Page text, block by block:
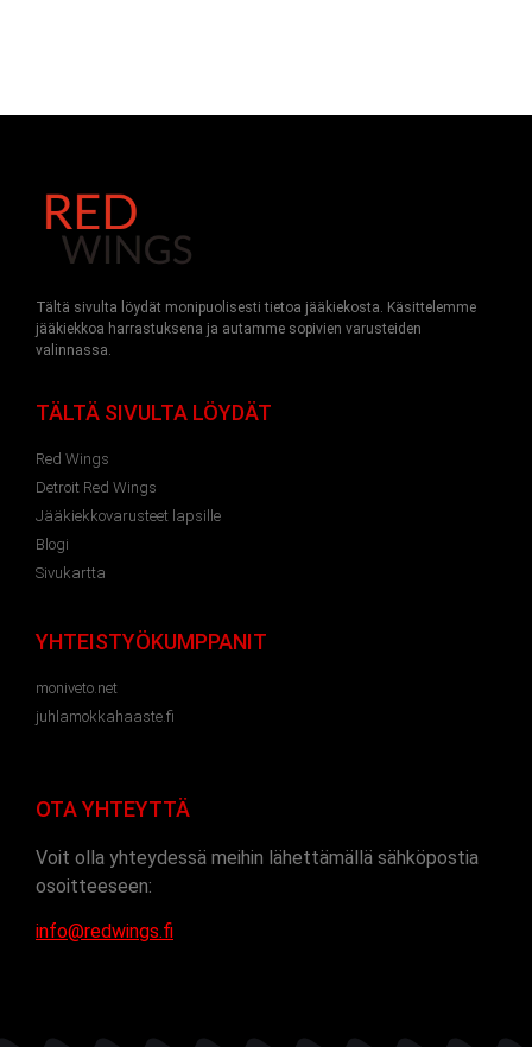
Tältä sivulta löydät monipuolisesti tietoa jääkiekosta. Käsittelemme
jääkiekkoa harrastuksena ja autamme sopivien varusteiden
valinnassa.
TÄLTÄ SIVULTA LÖYDÄT
Red Wings
Detroit Red Wings
Jääkiekkovarusteet lapsille
Blogi
Sivukartta
YHTEISTYÖKUMPPANIT
moniveto.net
juhlamokkahaaste.fi
OTA YHTEYTTÄ
Voit olla yhteydessä meihin lähettämällä sähköpostia
osoitteeseen:
info@redwings.fi